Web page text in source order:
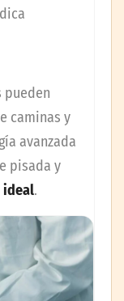
pueden
caminas y
avanzada
pisada y
.